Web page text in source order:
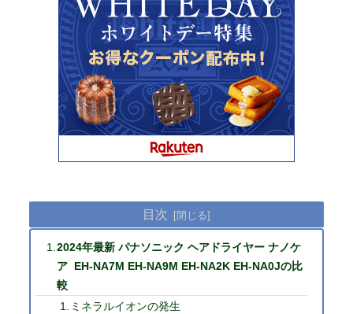
目次
2024年最新 パナソニック ヘアドライヤー ナノケ
ア EH-NA7M EH-NA9M EH-NA2K EH-NA0Jの比
較
ミネラルイオンの発生